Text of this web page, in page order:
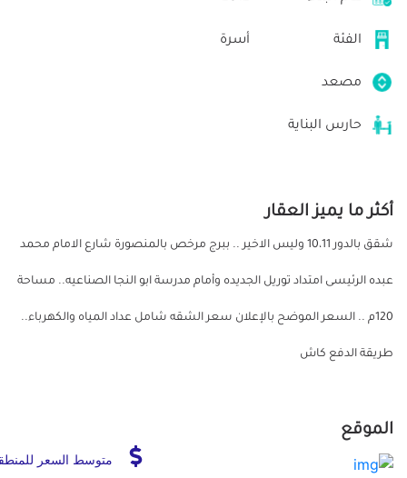
الفئة أسرة
مصعد
حارس البناية
أكثر ما يميز العقار
شقق بالدور 10،11 وليس الاخير .. ببرج مرخص بالمنصورة شارع الامام محمد
عبده الرئيسى امتداد توريل الجديده وأمام مدرسة ابو النجا الصناعيه.. مساحة
120م .. السعر الموضح بالإعلان سعر الشقه شامل عداد المياه والكهرباء..
طريقة الدفع كاش
الموقع
متوسط السعر